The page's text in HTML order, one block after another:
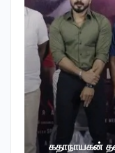
கதாநாயகன்